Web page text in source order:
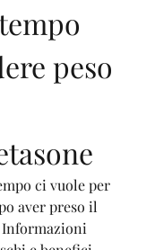
peso
ci vuole per
aver preso il
Informazioni